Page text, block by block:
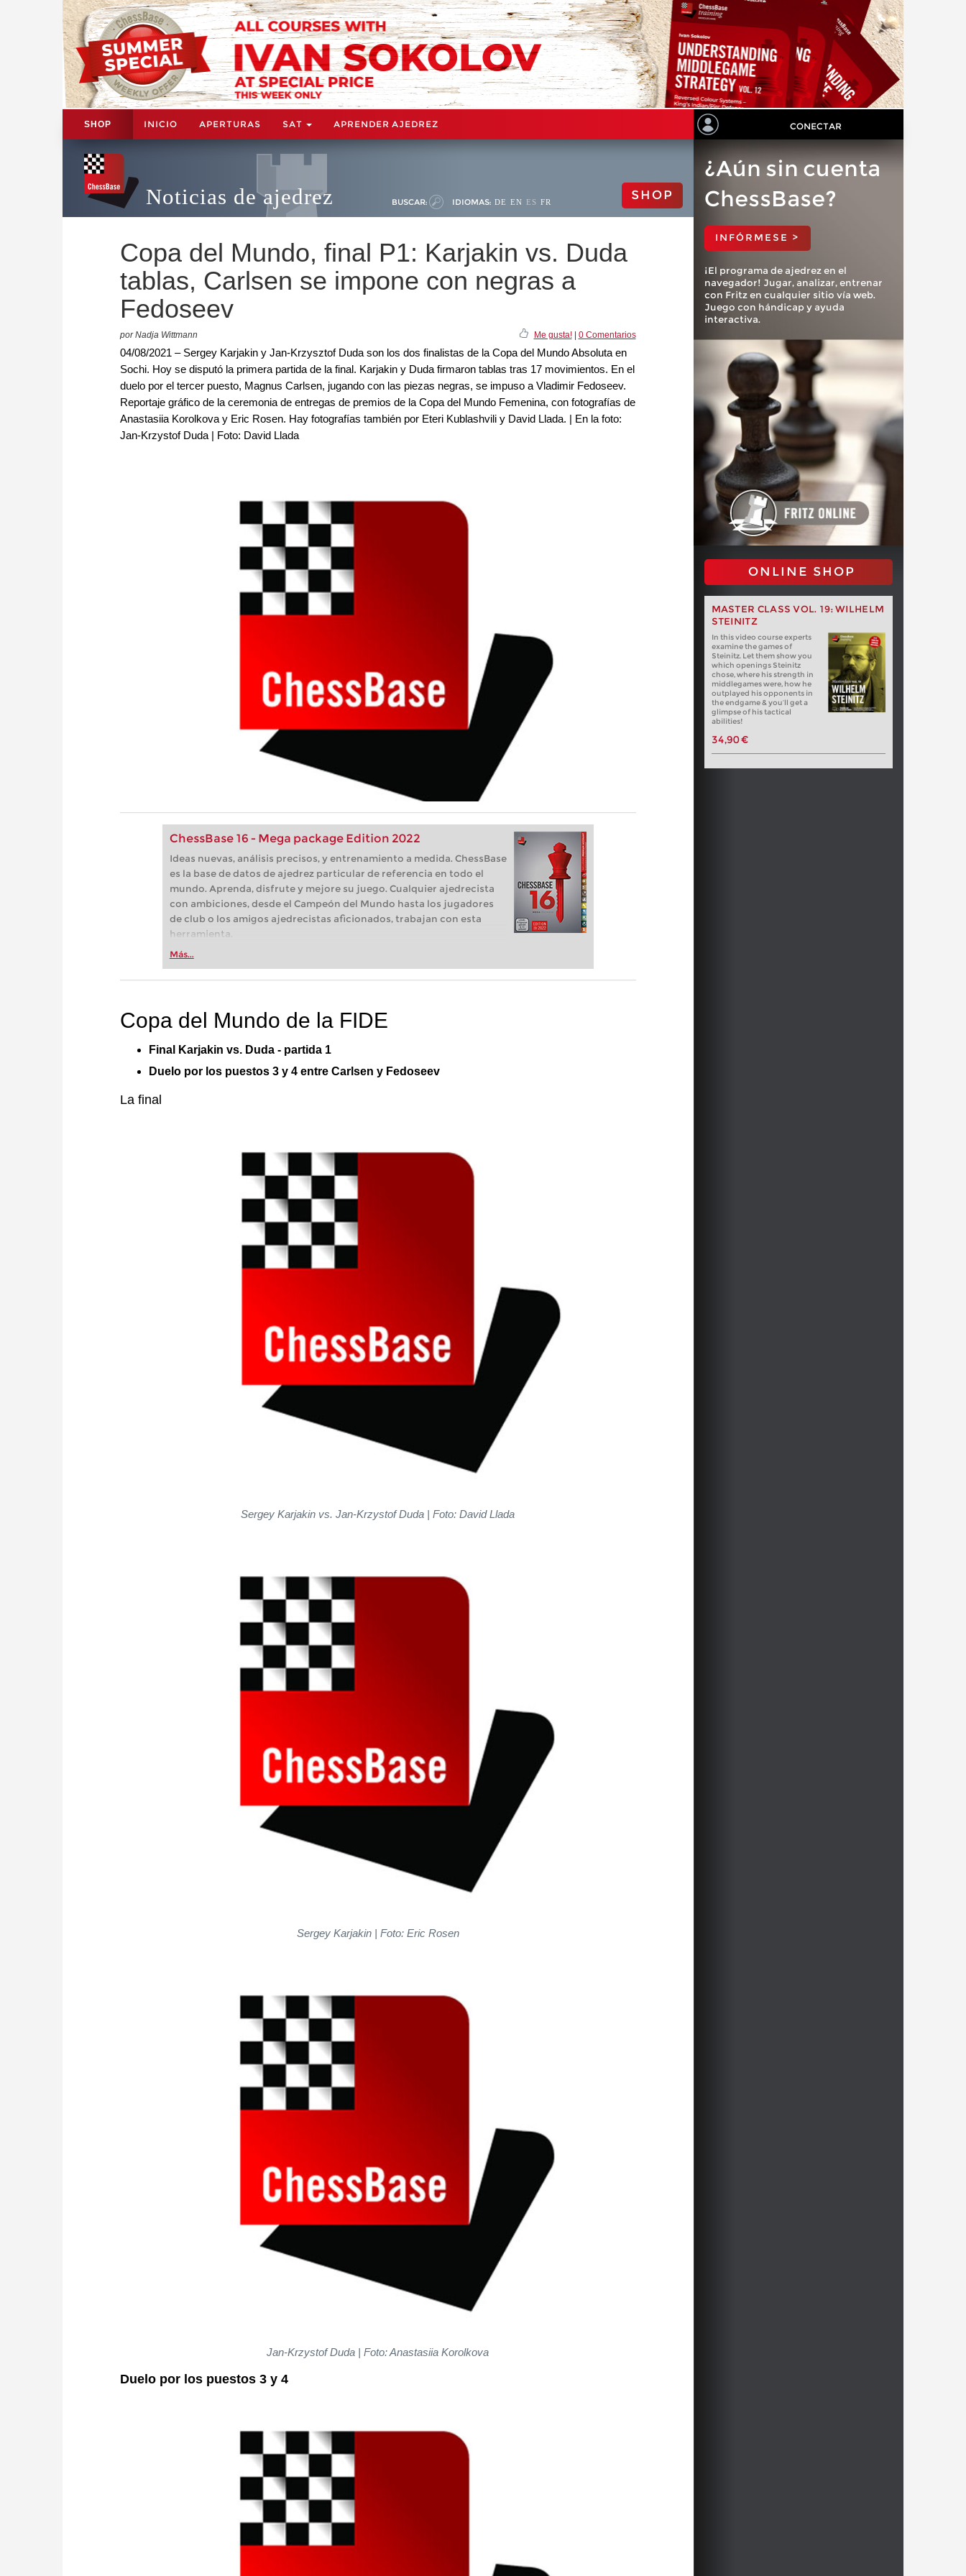
SHOP INICIO APERTURAS SAT APRENDER AJEDREZ CONECTAR
Noticias de ajedrez BUSCAR: IDIOMAS: DE EN ES FR SHOP
Copa del Mundo, final P1: Karjakin vs. Duda
tablas, Carlsen se impone con negras a
Fedoseev
por Nadja Wittmann Me gusta!| 0 Comentarios
04/08/2021 – Sergey Karjakin y Jan-Krzysztof Duda son los dos finalistas de la Copa del Mundo Absoluta en
Sochi. Hoy se disputó la primera partida de la final. Karjakin y Duda firmaron tablas tras 17 movimientos. En el
duelo por el tercer puesto, Magnus Carlsen, jugando con las piezas negras, se impuso a Vladimir Fedoseev.
Reportaje gráfico de la ceremonia de entregas de premios de la Copa del Mundo Femenina, con fotografías de
Anastasiia Korolkova y Eric Rosen. Hay fotografías también por Eteri Kublashvili y David Llada. | En la foto:
Jan-Krzystof Duda | Foto: David Llada
ChessBase 16 - Mega package Edition 2022
Ideas nuevas, análisis precisos, y entrenamiento a medida. ChessBase
es la base de datos de ajedrez particular de referencia en todo el
mundo. Aprenda, disfrute y mejore su juego. Cualquier ajedrecista
con ambiciones, desde el Campeón del Mundo hasta los jugadores
de club o los amigos ajedrecistas aficionados, trabajan con esta
herramienta.
Más...
¿Aún sin cuenta
ChessBase?
INFÓRMESE >
¡El programa de ajedrez en el
navegador! Jugar, analizar, entrenar
con Fritz en cualquier sitio vía web.
Juego con hándicap y ayuda
interactiva.
ONLINE SHOP
MASTER CLASS VOL. 19: WILHELM
STEINITZ
In this video course experts
examine the games of
Steinitz. Let them show you
which openings Steinitz
chose, where his strength in
middlegames were, how he
outplayed his opponents in
the endgame & you’ll get a
glimpse of his tactical
abilities!
34,90 €
Copa del Mundo de la FIDE
Final Karjakin vs. Duda - partida 1
Duelo por los puestos 3 y 4 entre Carlsen y Fedoseev
La final
Sergey Karjakin vs. Jan-Krzystof Duda | Foto: David Llada
Sergey Karjakin | Foto: Eric Rosen
Jan-Krzystof Duda | Foto: Anastasiia Korolkova
Duelo por los puestos 3 y 4